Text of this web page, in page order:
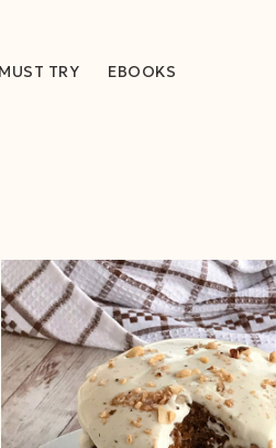
MUST TRY EBOOKS